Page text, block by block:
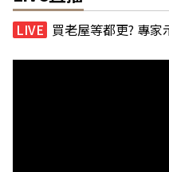
買老屋等都更? 專家